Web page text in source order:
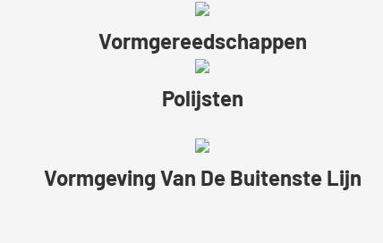
Vormgereedschappen
Polijsten
Vormgeving Van De Buitenste Lijn